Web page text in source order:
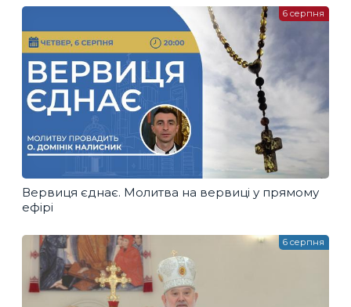
Вервиця єднає. Молитва на вервиці у прямому
ефірі
6 серпня
6 серпня